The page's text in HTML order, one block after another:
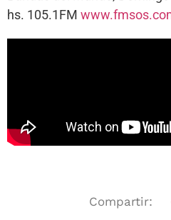
hs. 105.1FM
Compartir: